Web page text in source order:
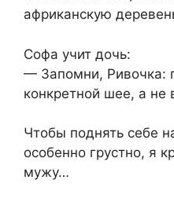
африканскую
Софа учит дочь:
— Запомни, Ривочка:
конкретной шее, а не
Чтобы поднять себе
особенно грустно, я
мужу…